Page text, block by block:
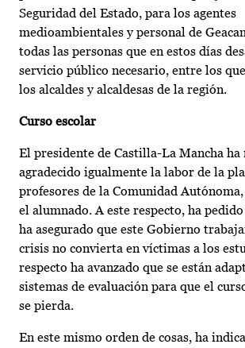
Seguridad del Estado, para los agentes
medioambientales y personal de
todas las personas que en estos días
servicio público necesario, entre los
los alcaldes y alcaldesas de la región.
Curso escolar
El presidente de Castilla-La Mancha ha
agradecido igualmente la labor de la
profesores de la Comunidad
el alumnado. A este respecto, ha
ha asegurado que este Gobierno
crisis no convierta en víctimas a los
respecto ha avanzado que se están
sistemas de evaluación para que el
se pierda.
En este mismo orden de cosas, ha